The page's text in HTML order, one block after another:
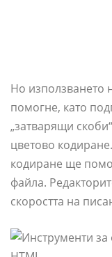
Но използването
помогне, като
„затварящи
цветово
кодиране ще
файла.
скоростта на